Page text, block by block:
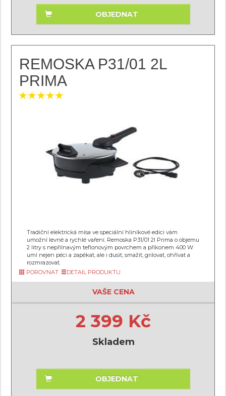
OBJEDNAT
REMOSKA P31/01 2L
PRIMA
Tradiční elektrická mísa ve speciální hliníkové edici vám
umožní levné a rychlé vaření. Remoska P31/01 2l Prima o objemu
2 litry s nepřilnavým teflonovým povrchem a příkonem 400 W
umí nejen péci a zapékat, ale i dusit, smažit, grilovat, ohřívat a
rozmrazovat.
POROVNAT
DETAIL PRODUKTU
VAŠE CENA
2 399 Kč
Skladem
OBJEDNAT